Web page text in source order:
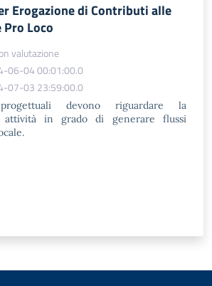
Erogazione di Contributi alle
Loco
valutazione
06-04 00:01:00.0
07-03 23:59:00.0
devono riguardare la
attività in grado di generare flussi